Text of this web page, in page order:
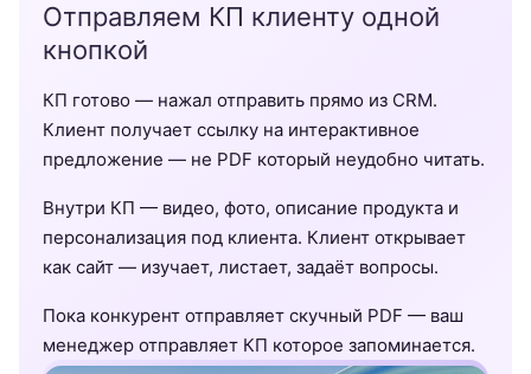
Отправляем КП клиенту одной
кнопкой
КП готово — нажал отправить прямо из CRM.
Клиент получает ссылку на интерактивное
предложение — не PDF который неудобно читать.
Внутри КП — видео, фото, описание продукта и
персонализация под клиента. Клиент открывает
как сайт — изучает, листает, задаёт вопросы.
Пока конкурент отправляет скучный PDF — ваш
менеджер отправляет КП которое запоминается.